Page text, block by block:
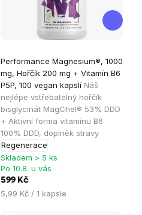
Performance Magnesium®, 1000
mg, Hořčík 200 mg + Vitamín B6
P5P, 100 vegan kapslí Náš
nejlépe vstřebatelný hořčík
bisglycinát MagChel® 53% DDD
+ Aktivní forma vitamínu B6
100% DDD, doplněk stravy
Regenerace
hodnocení
produktu
je
4,9
z
5
hvězdiček.
Skladem > 5 ks
Po 10.8. u vás
599 Kč
Měrná
5,99 Kč / 1 kapsle